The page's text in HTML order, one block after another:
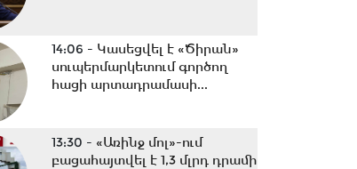
14:06 - Կասեցվել է «Ծիրան»
սուպերմարկետում գործող
հացի արտադրամասի...
13:30 - «Առինջ մոլ»-ում
բացահայտվել է 1,3 մլրդ դրամի